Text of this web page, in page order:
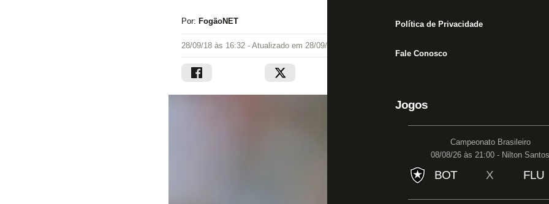
Política de Privacidade
Fale Conosco
Jogos
Campeonato Brasileiro
08/08/26 às 21:00 - Nilton Santos
BOT X FLU
Por: FogãoNET
28/09/18 às 16:32 - Atualizado em 28/09/18 às 17:33